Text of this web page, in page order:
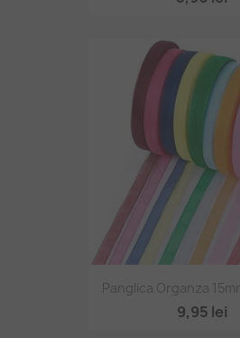
Panglica Organza
9,95 lei